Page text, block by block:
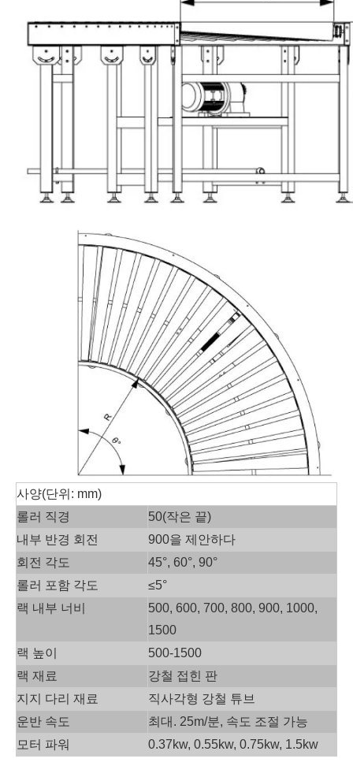
사양(단위: mm)
롤러 직경
50(작은 끝)
내부 반경 회전
900을 제안하다
회전 각도
45°, 60°, 90°
롤러 포함 각도
≤5°
랙 내부 너비
500, 600, 700, 800, 900, 1000,
1500
랙 높이
500-1500
랙 재료
강철 접힌 판
지지 다리 재료
직사각형 강철 튜브
운반 속도
최대. 25m/분, 속도 조절 가능
모터 파워
0.37kw, 0.55kw, 0.75kw, 1.5kw